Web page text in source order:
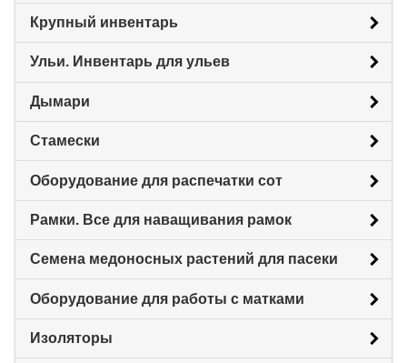
Крупный инвентарь
Ульи. Инвентарь для ульев
Дымари
Стамески
Оборудование для распечатки сот
Рамки. Все для наващивания рамок
Семена медоносных растений для пасеки
Оборудование для работы с матками
Изоляторы